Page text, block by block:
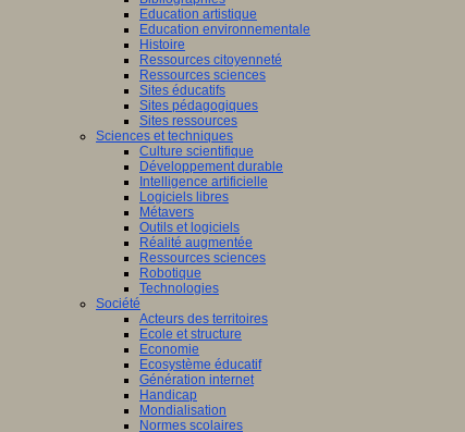
Education artistique
Education environnementale
Histoire
Ressources citoyenneté
Ressources sciences
Sites éducatifs
Sites pédagogiques
Sites ressources
Sciences et techniques
Culture scientifique
Développement durable
Intelligence artificielle
Logiciels libres
Métavers
Outils et logiciels
Réalité augmentée
Ressources sciences
Robotique
Technologies
Société
Acteurs des territoires
Ecole et structure
Economie
Ecosystème éducatif
Génération internet
Handicap
Mondialisation
Normes scolaires